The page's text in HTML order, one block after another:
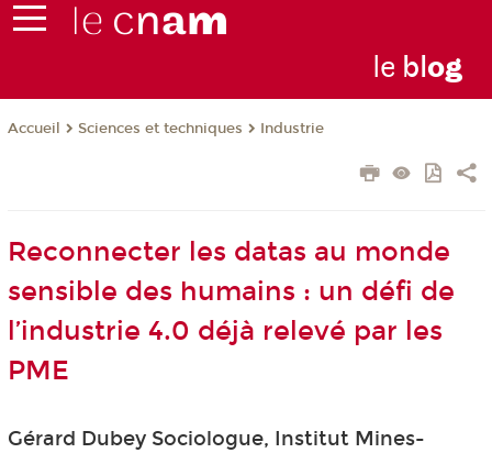
le blog
Accueil Sciences et techniques Industrie
Reconnecter les datas au monde
sensible des humains : un défi de
l’industrie 4.0 déjà relevé par les
PME
Gérard Dubey Sociologue, Institut Mines-